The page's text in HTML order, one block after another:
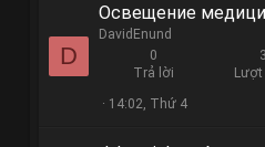
D
Освещение
DavidEnund
0
Trả lời
3
Lượt
14:02, Thứ 4